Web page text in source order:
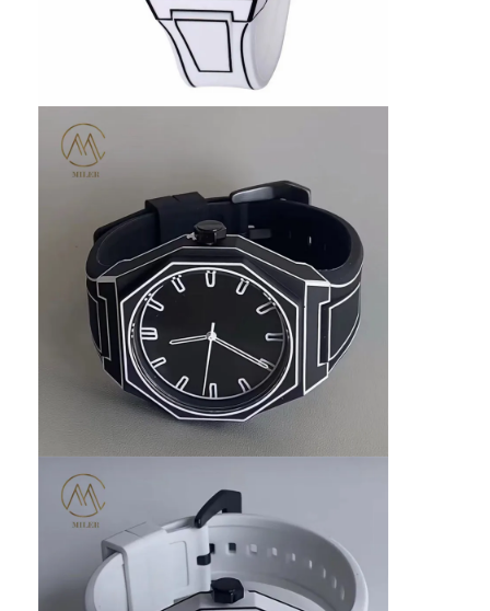
Orologio di quarzo a cinghia in pelle
Orologio a cinghia in acciaio inossidabile
Orologio a cinghia di silicio
Lady Quartz Watch
Orologio di quarzo per uomo
Orologio di luce al quarzo
Orologio digitale sportivo
Un orologio per coppia elegante
Orologio per bambini
Ricambi per orologi
Ricambi per cinture da orologio